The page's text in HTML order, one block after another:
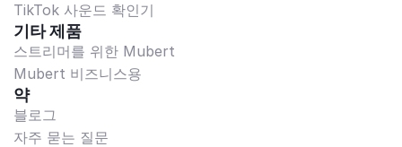
TikTok 사운드 확인기
기타 제품
스트리머를 위한 Mubert
Mubert 비즈니스용
약
블로그
자주 묻는 질문